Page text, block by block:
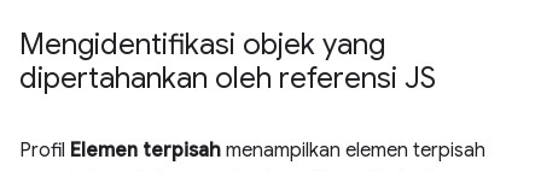
Mengidentifikasi objek yang
dipertahankan oleh referensi JS
Profil Elemen terpisah menampilkan elemen terpisah